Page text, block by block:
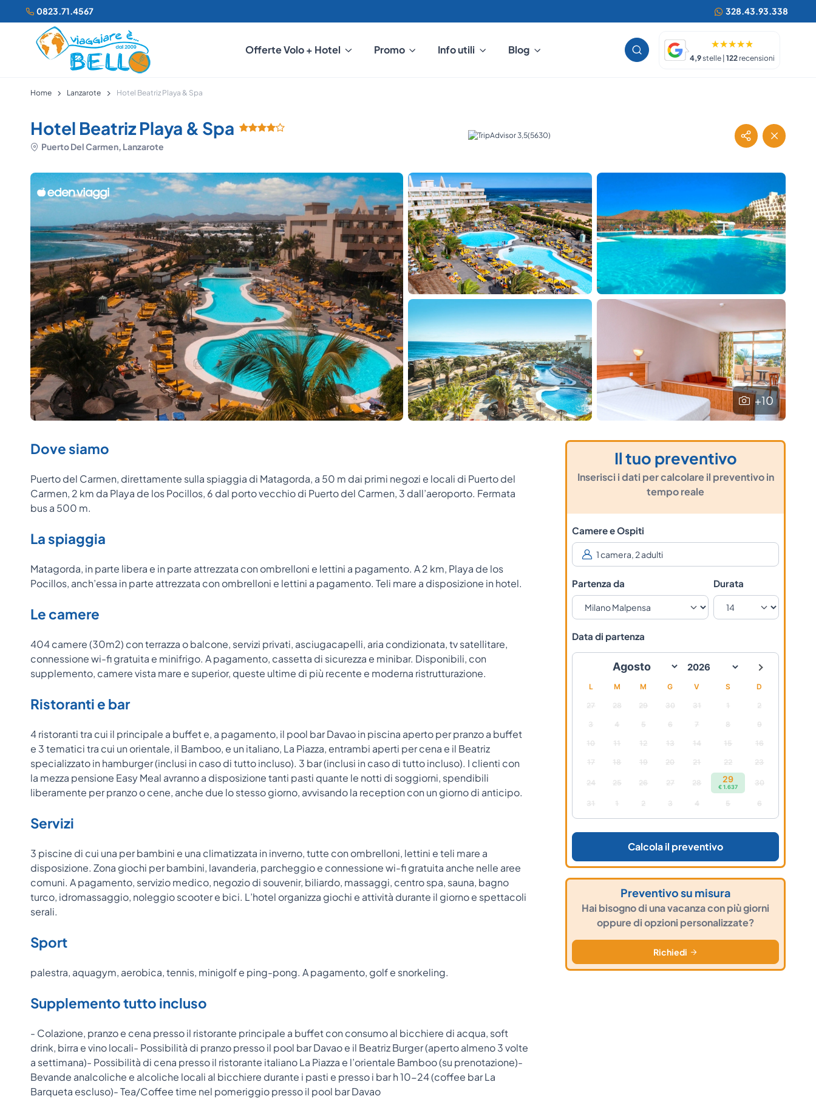
0823.71.4567 328.43.93.338
Offerte Volo + Hotel Promo Info utili Blog
4,9stelle | 122recensioni
Home Lanzarote Hotel Beatriz Playa & Spa
Hotel Beatriz Playa & Spa
Puerto Del Carmen, Lanzarote
(5630)
+10
Dove siamo
Puerto del Carmen, direttamente sulla spiaggia di Matagorda, a 50 m dai primi negozi e locali di Puerto del
Carmen, 2 km da Playa de los Pocillos, 6 dal porto vecchio di Puerto del Carmen, 3 dall’aeroporto. Fermata
bus a 500 m.
La spiaggia
Matagorda, in parte libera e in parte attrezzata con ombrelloni e lettini a pagamento. A 2 km, Playa de los
Pocillos, anch’essa in parte attrezzata con ombrelloni e lettini a pagamento. Teli mare a disposizione in hotel.
Le camere
404 camere (30m2) con terrazza o balcone, servizi privati, asciugacapelli, aria condizionata, tv satellitare,
connessione wi-fi gratuita e minifrigo. A pagamento, cassetta di sicurezza e minibar. Disponibili, con
supplemento, camere vista mare e superior, queste ultime di più recente e moderna ristrutturazione.
Ristoranti e bar
4 ristoranti tra cui il principale a buffet e, a pagamento, il pool bar Davao in piscina aperto per pranzo a buffet
e 3 tematici tra cui un orientale, il Bamboo, e un italiano, La Piazza, entrambi aperti per cena e il Beatriz
specializzato in hamburger (inclusi in caso di tutto incluso). 3 bar (inclusi in caso di tutto incluso). I clienti con
la mezza pensione Easy Meal avranno a disposizione tanti pasti quante le notti di soggiorni, spendibili
liberamente per pranzo o cene, anche due lo stesso giorno, avvisando la reception con un giorno di anticipo.
Servizi
3 piscine di cui una per bambini e una climatizzata in inverno, tutte con ombrelloni, lettini e teli mare a
disposizione. Zona giochi per bambini, lavanderia, parcheggio e connessione wi-fi gratuita anche nelle aree
comuni. A pagamento, servizio medico, negozio di souvenir, biliardo, massaggi, centro spa, sauna, bagno
turco, idromassaggio, noleggio scooter e bici. L’hotel organizza giochi e attività durante il giorno e spettacoli
serali.
Sport
palestra, aquagym, aerobica, tennis, minigolf e ping-pong. A pagamento, golf e snorkeling.
Supplemento tutto incluso
- Colazione, pranzo e cena presso il ristorante principale a buffet con consumo al bicchiere di acqua, soft
drink, birra e vino locali- Possibilità di pranzo presso il pool bar Davao e il Beatriz Burger (aperto almeno 3 volte
a settimana)- Possibilità di cena presso il ristorante italiano La Piazza e l’orientale Bamboo (su prenotazione)-
Bevande analcoliche e alcoliche locali al bicchiere durante i pasti e presso i bar h 10-24 (coffee bar La
Barqueta escluso)- Tea/Coffee time nel pomeriggio presso il pool bar Davao
Il tuo preventivo
Inserisci i dati per calcolare il preventivo in
tempo reale
Camere e Ospiti
Partenza da Durata
Data di partenza
L M M G V S D
27 28 29 30 31 1 2
3 4 5 6 7 8 9
10 11 12 13 14 15 16
17 18 19 20 21 22 23
24 25 26 27 28 29
€ 1.637 30
31 1 2 3 4 5 6
Calcola il preventivo
Preventivo su misura
Hai bisogno di una vacanza con più giorni
oppure di opzioni personalizzate?
Richiedi